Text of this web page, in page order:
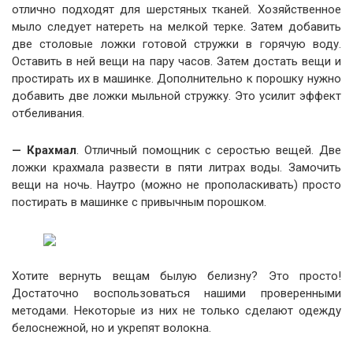
отлично подходят для шерстяных тканей. Хозяйственное
мыло следует натереть на мелкой терке. Затем добавить
две столовые ложки готовой стружки в горячую воду.
Оставить в ней вещи на пару часов. Затем достать вещи и
простирать их в машинке. Дополнительно к порошку нужно
добавить две ложки мыльной стружку. Это усилит эффект
отбеливания.
— Крахмал. Отличный помощник с серостью вещей. Две
ложки крахмала развести в пяти литрах воды. Замочить
вещи на ночь. Наутро (можно не прополаскивать) просто
постирать в машинке с привычным порошком.
Хотите вернуть вещам былую белизну? Это просто!
Достаточно воспользоваться нашими проверенными
методами. Некоторые из них не только сделают одежду
белоснежной, но и укрепят волокна.